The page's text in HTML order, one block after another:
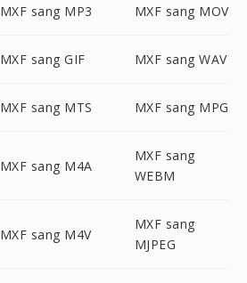
MXF sang MP3 MXF sang MOV
MXF sang GIF MXF sang WAV
MXF sang MTS MXF sang MPG
MXF sang M4A
MXF sang
WEBM
MXF sang M4V
MXF sang
MJPEG